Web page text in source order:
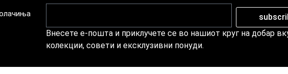
Внесете е-пошта и приклучете се во нашиот круг на добар
колекции, совети и ексклузивни понуди.